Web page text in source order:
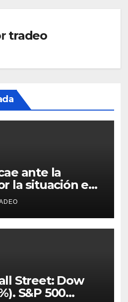
tradeo
ante la
la situación en
Street: Dow
S&P 500